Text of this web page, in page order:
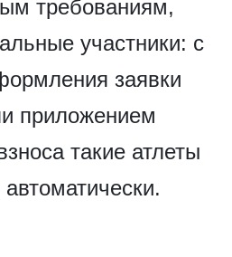
требованиям,
участники: с
заявки
приложением
такие атлеты